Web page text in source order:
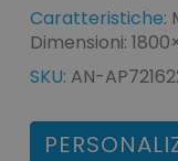
Caratteristiche:
Dimensioni:
SKU: AN-